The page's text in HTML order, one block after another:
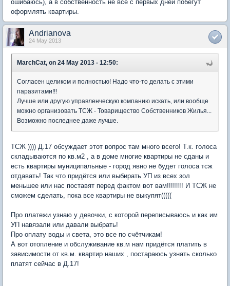
ошибаюсь), а в собственность не все с первых дней побегут
оформлять квартиры.
Andrianova
24 May 2013
MarchCat, on 24 May 2013 - 12:50:
Согласен целиком и полностью! Надо что-то делать с этими
паразитами!!!
Лучше или другую управленческую компанию искать, или вообще
можно организовать ТСЖ - Товарищество Собственников Жилья...
Возможно последнее даже лучше.
ТСЖ )))) Д.17 обсуждает этот вопрос там много всего! Т.к. голоса
складываются по кв.м2 , а в доме многие квартиры не сданы и
есть квартиры муниципальные - город явно не будет голоса тсж
отдавать! Так что придётся или выбирать УП из всех зол
меньшее или нас поставят перед фактом вот вам!!!!!!!! И ТСЖ не
сможем сделать, пока все квартиры не выкупят(((((
Про платежи узнаю у девочки, с которой переписываюсь и как им
УП навязали или давали выбрать!
Про оплату воды и света, это все по счётчикам!
А вот отопление и обслуживание кв.м нам придётся платить в
зависимости от кв.м. квартир наших , постараюсь узнать сколько
платят сейчас в Д.17!